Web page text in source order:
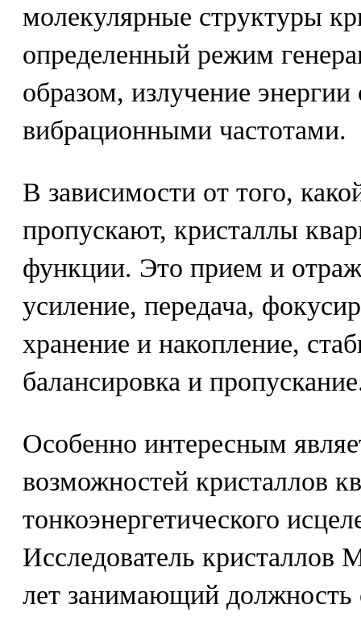
молекулярные структуры
определенный режим
образом, излучение
вибрационными частотами.
В зависимости от того,
пропускают, кристаллы
функции. Это прием и
усиление, передача,
хранение и накопление,
балансировка и
Особенно интересным
возможностей кристаллов
тонкоэнергетического
Исследователь кристаллов
лет занимающий должность